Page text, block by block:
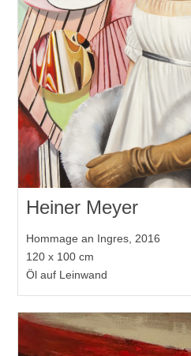
Heiner Meyer
Hommage an Ingres, 2016
120 x 100 cm
Öl auf Leinwand